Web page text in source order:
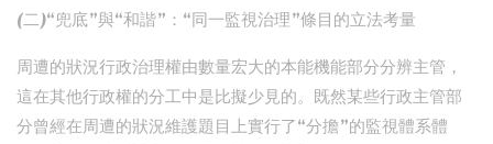
(二)“兜底”與“和諧”：“同一監視治理”條目的立法考量
周遭的狀況行政治理權由數量宏大的本能機能部分分辨主管，
這在其他行政權的分工中是比擬少見的。既然某些行政主管部
分曾經在周遭的狀況維護題目上實行了“分擔”的監視體系體